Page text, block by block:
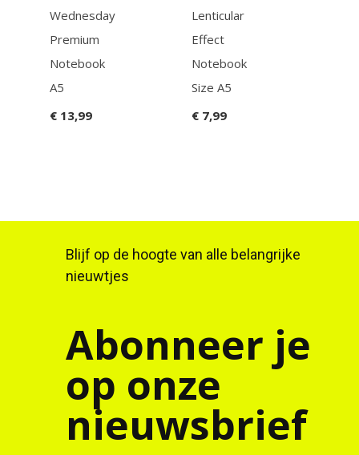
Wednesday
Premium
Notebook
A5
€ 13,99
Lenticular
Effect
Notebook
Size A5
€ 7,99
Blijf op de hoogte van alle belangrijke
nieuwtjes
Abonneer je
op onze
nieuwsbrief